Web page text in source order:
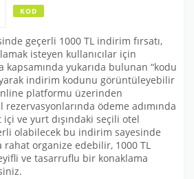
KOD
geçerli 1000 TL indirim fırsatı,
isteyen kullanıcılar için
yukarıda bulunan “kodu
indirim kodunu görüntüleyebilir
platformu üzerinden
rezervasyonlarında ödeme adımında
ve yurt dışındaki seçili otel
olabilecek bu indirim sayesinde
rahat organize edebilir, 1000 TL
ve tasarruflu bir konaklama